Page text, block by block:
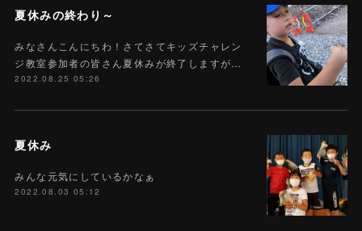
夏休みの終わり～
みなさんこんにちわ！さてさてキッズチャレン
ジ教室参加者の皆さん夏休みが終了しますが…
2022.08.25 05:26
夏休み
みんな元気にしているかなぁ
2022.08.03 05:12